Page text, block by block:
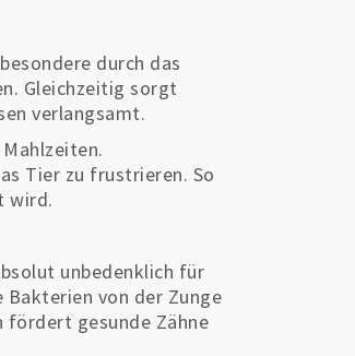
durch das
Gleichzeitig sorgt
verlangsamt.
Tier zu frustrieren. So
wird.
unbedenklich für
von der Zunge
fördert gesunde Zähne